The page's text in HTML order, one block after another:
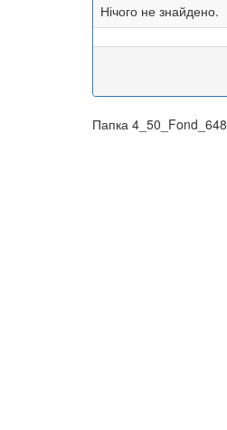
Нічого не знайдено.
Папка 4_50_Fond_648